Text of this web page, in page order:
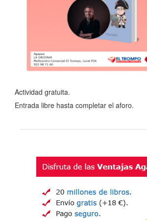
Actividad gratuita.
Entrada libre hasta completar el aforo.